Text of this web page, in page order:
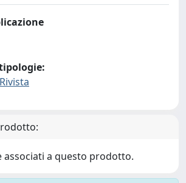
associati a questo prodotto.